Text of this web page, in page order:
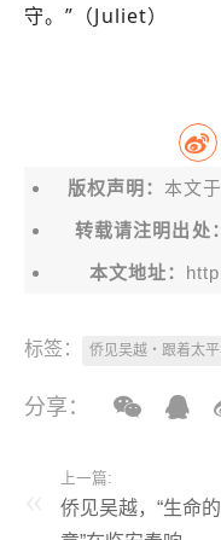
守。”（Juliet）
版权声明： 本文
转载请注明出处：
本文地址：
标签： 侨见吴越・跟着太
分享：
上一篇:
侨见吴越，“生命